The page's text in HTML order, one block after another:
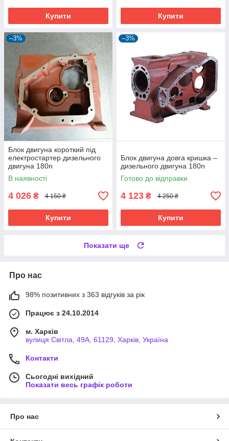
Купити Купити
–3%
Блок двигуна короткий під
електростартер дизельного
двигуна 180n
В наявності
4 026 ₴ 4 150 ₴
Купити
–3%
Блок двигуна довга кришка –
дизельного двигуна 180n
Готово до відправки
4 123 ₴ 4 250 ₴
Купити
Показати ще
Про нас
98% позитивних з 363 відгуків за рік
Працює з 24.10.2014
м. Харків
вулиця Світла, 49А, 61129, Харків, Україна
Контакти
Сьогодні вихідний
Показати весь графік роботи
Про нас